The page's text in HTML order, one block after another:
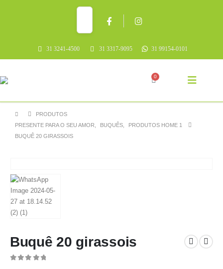
31 3241-4500 31 3317-9095 31 99154-0101
0
PRODUTOS
PRESENTE PARA O SEU AMOR
BUQUÊS
PRODUTOS HOME 1
BUQUÊ 20 GIRASSOIS
Buquê 20 girassois